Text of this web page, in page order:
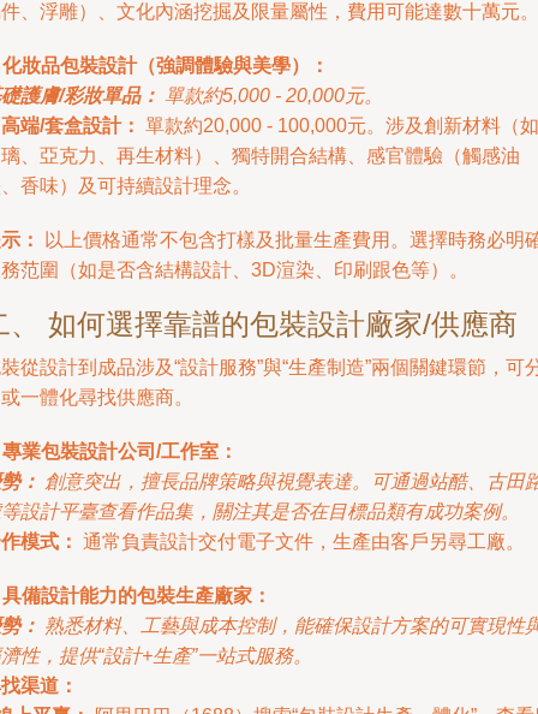
、浮雕）、文化內涵挖掘及限量屬性，費用可能達數十萬元。
妝品包裝設計（強調體驗與美學）：
護膚/彩妝單品： 單款約5,000 - 20,000元。
端/套盒設計： 單款約20,000 - 100,000元。涉及創新材料（如
、亞克力、再生材料）、獨特開合結構、感官體驗（觸感油
香味）及可持續設計理念。
：
以上價格通常不包含打樣及批量生產費用。選擇時務必明
范圍（如是否含結構設計、3D渲染、印刷跟色等）。
、 如何選擇靠譜的包裝設計廠家/供應商
從設計到成品涉及“設計服務”與“生產制造”兩個關鍵環節，可
一體化尋找供應商。
業包裝設計公司/工作室：
： 創意突出，擅長品牌策略與視覺表達。可通過站酷、古田
設計平臺查看作品集，關注其是否在目標品類有成功案例。
模式： 通常負責設計交付電子文件，生產由客戶另尋工廠。
備設計能力的包裝生產廠家：
： 熟悉材料、工藝與成本控制，能確保設計方案的可實現性
性，提供“設計+生產”一站式服務。
渠道：